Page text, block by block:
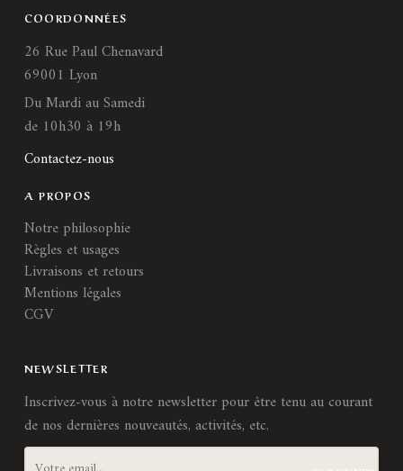
COORDONNÉES
26 Rue Paul Chenavard
69001 Lyon
Du Mardi au Samedi
de 10h30 à 19h
Contactez-nous
A PROPOS
Notre philosophie
Règles et usages
Livraisons et retours
Mentions légales
CGV
NEWSLETTER
Inscrivez-vous à notre newsletter pour être tenu au courant
de nos dernières nouveautés, activités, etc.